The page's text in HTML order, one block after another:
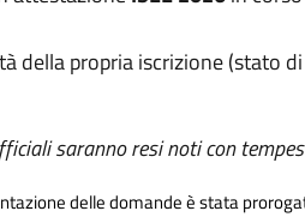
della propria iscrizione (stato
saranno resi noti con
delle domande è stata